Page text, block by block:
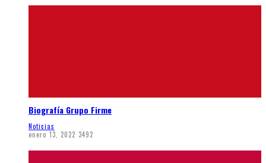
Biografía Grupo Firme
Noticias
enero 13, 2022 3492